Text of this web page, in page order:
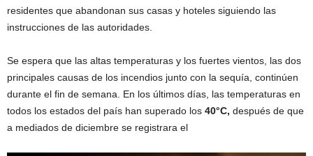
residentes que abandonan sus casas y hoteles siguiendo las
instrucciones de las autoridades.
Se espera que las altas temperaturas y los fuertes vientos, las dos
principales causas de los incendios junto con la sequía, continúen
durante el fin de semana. En los últimos días, las temperaturas en
todos los estados del país han superado los 40°C, después de que
a mediados de diciembre se registrara el